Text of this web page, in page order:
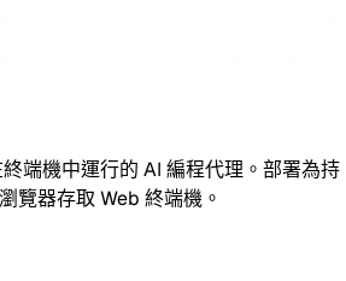
端機中運行的 AI 編程代理。部署為持
覽器存取 Web 終端機。